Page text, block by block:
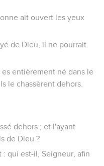
ait ouvert les yeux
de Dieu, il ne pourrait
entièrement né dans le
le chassèrent dehors.
dehors ; et l'ayant
de Dieu ?
qui est-il, Seigneur, afin